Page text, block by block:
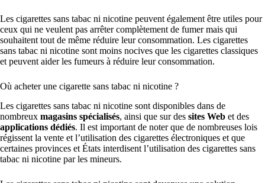
Les cigarettes sans tabac ni nicotine peuvent également être utiles pour
ceux qui ne veulent pas arrêter complètement de fumer mais qui
souhaitent tout de même réduire leur consommation. Les cigarettes
sans tabac ni nicotine sont moins nocives que les cigarettes classiques
et peuvent aider les fumeurs à réduire leur consommation.
Où acheter une cigarette sans tabac ni nicotine ?
Les cigarettes sans tabac ni nicotine sont disponibles dans de
nombreux magasins spécialisés, ainsi que sur des sites Web et des
applications dédiés. Il est important de noter que de nombreuses lois
régissent la vente et l’utilisation des cigarettes électroniques et que
certaines provinces et États interdisent l’utilisation des cigarettes sans
tabac ni nicotine par les mineurs.